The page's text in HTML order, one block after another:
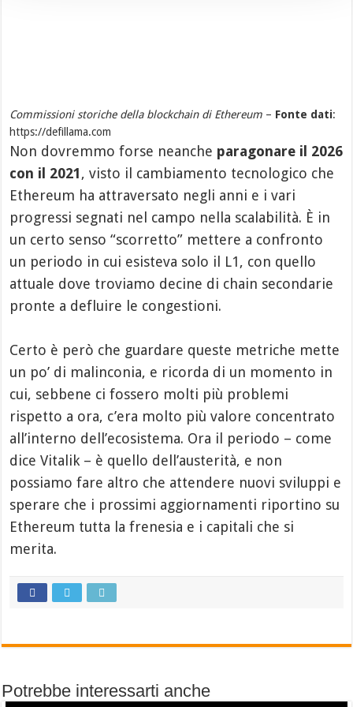
Commissioni storiche della blockchain di Ethereum – Fonte dati:
https://defillama.com
Non dovremmo forse neanche paragonare il 2026
con il 2021, visto il cambiamento tecnologico che
Ethereum ha attraversato negli anni e i vari
progressi segnati nel campo nella scalabilità. È in
un certo senso “scorretto” mettere a confronto
un periodo in cui esisteva solo il L1, con quello
attuale dove troviamo decine di chain secondarie
pronte a defluire le congestioni.
Certo è però che guardare queste metriche mette
un po’ di malinconia, e ricorda di un momento in
cui, sebbene ci fossero molti più problemi
rispetto a ora, c’era molto più valore concentrato
all’interno dell’ecosistema. Ora il periodo – come
dice Vitalik – è quello dell’austerità, e non
possiamo fare altro che attendere nuovi sviluppi e
sperare che i prossimi aggiornamenti riportino su
Ethereum tutta la frenesia e i capitali che si
merita.
Potrebbe interessarti anche